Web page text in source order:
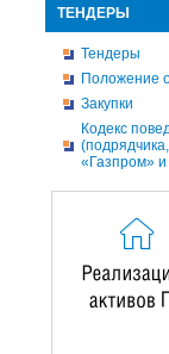
ТЕНДЕРЫ
Тендеры
Положение
Закупки
Кодекс
«Газпром»